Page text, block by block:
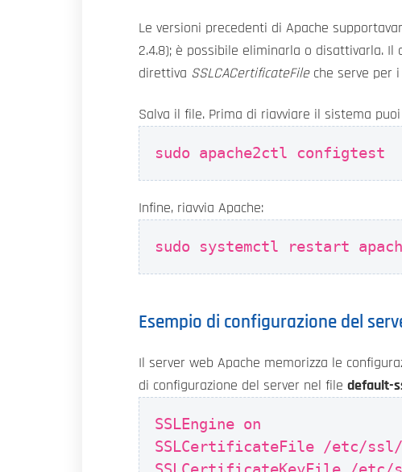
Le versioni precedenti di Apache
2.4.8); è possibile eliminarla o disattivarla.
direttiva SSLCACertificateFileche serve per i
Salva il file. Prima di riavviare il sistema
sudo apache2ctl configtest
Infine, riavvia Apache:
sudo systemctl restart
Esempio di configurazione del
Il server web Apache memorizza le
di configurazione del server nel file default-
SSLEngine on
SSLCertificateFile /etc/ssl/